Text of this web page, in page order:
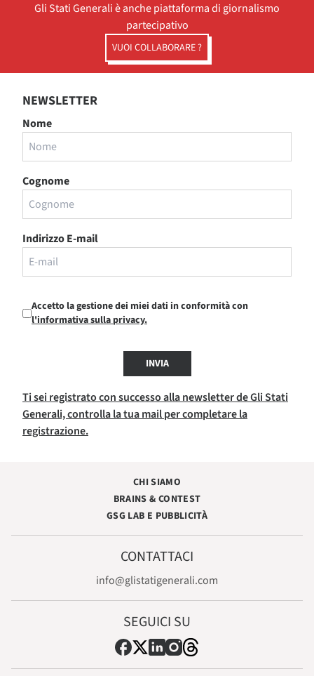
Gli Stati Generali è anche piattaforma di giornalismo
partecipativo
VUOI COLLABORARE ?
NEWSLETTER
Nome
Cognome
Indirizzo E-mail
Accetto la gestione dei miei dati in conformità con
l'informativa sulla privacy.
INVIA
Ti sei registrato con successo alla newsletter de Gli Stati
Generali, controlla la tua mail per completare la
registrazione.
CHI SIAMO
BRAINS & CONTEST
GSG LAB E PUBBLICITÀ
CONTATTACI
info@glistatigenerali.com
SEGUICI SU